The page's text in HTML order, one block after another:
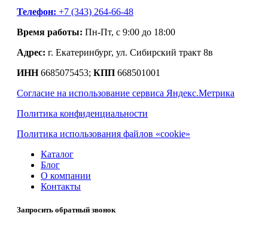
Телефон: +7 (343) 264-66-48
Время работы: Пн-Пт, с 9:00 до 18:00
Адрес: г. Екатеринбург, ул. Сибирский тракт 8в
ИНН6685075453; КПП 668501001
Согласие на использование сервиса Яндекс.Метрика
Политика конфиденциальности
Политика использования файлов «cookie»
Каталог
Блог
О компании
Контакты
Запросить обратный звонок